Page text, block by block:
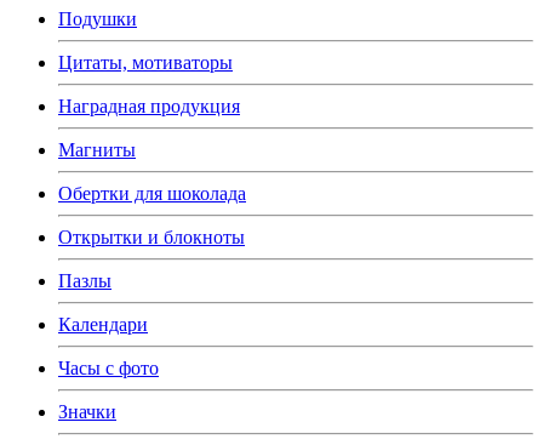
Подушки
Цитаты, мотиваторы
Наградная продукция
Магниты
Обертки для шоколада
Открытки и блокноты
Пазлы
Календари
Часы с фото
Значки